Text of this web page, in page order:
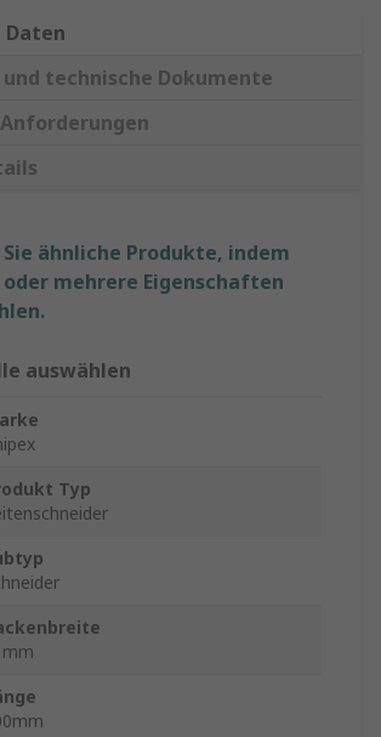
Daten
technische Dokumente
Sie ähnliche Produkte, indem
oder mehrere Eigenschaften
auswählen
Typ